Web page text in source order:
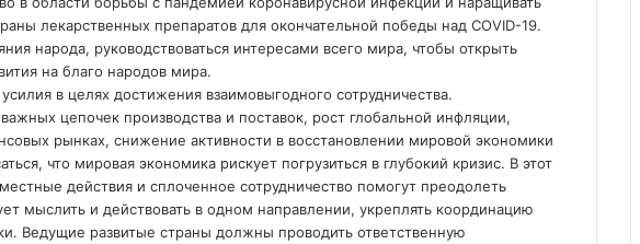
лекарственных препаратов для окончательной победы над COVID-19.
народа, руководствоваться интересами всего мира, чтобы открыть
на благо народов мира.
в целях достижения взаимовыгодного сотрудничества.
цепочек производства и поставок, рост глобальной инфляции,
рынках, снижение активности в восстановлении мировой экономики
что мировая экономика рискует погрузиться в глубокий кризис. В этот
действия и сплоченное сотрудничество помогут преодолеть
мыслить и действовать в одном направлении, укреплять координацию
Ведущие развитые страны должны проводить ответственную